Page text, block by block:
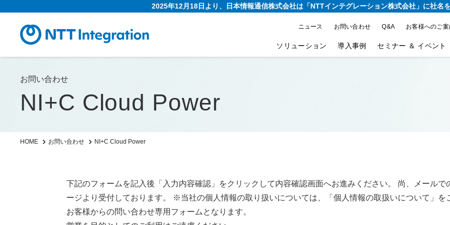
2025年12月18日より、日本情報通信株式会社は「NTTインテグレーション株式会社」に社名
ニュース お問い合わせ Q&A お客様へのご
ソリューション 導入事例 セミナー ＆ イベント
お問い合わせ
NI+C Cloud Power
HOME お問い合わせ NI+C Cloud Power
下記のフォームを記入後「入力内容確認」をクリックして内容確認画面へお進みください。 尚、メール
ージより受付しております。 ※当社の個人情報の取り扱いについては、「個人情報の取扱いについて」
お客様からの問い合わせ専用フォームとなります。